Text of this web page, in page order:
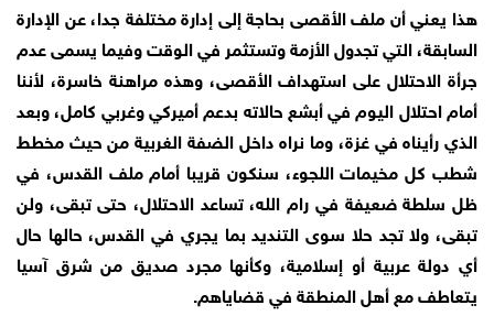
هذا يعني أن ملف الأقصى بحاجة إلى إدارة مختلفة جدا، عن الإدارة
السابقة، التي تجدول الأزمة وتستثمر في الوقت وفيما يسمى عدم
جرأة الاحتلال على استهداف الأقصى، وهذه مراهنة خاسرة، لأننا
أمام احتلال اليوم في أبشع حالاته بدعم أميركي وغربي كامل، وبعد
الذي رأيناه في غزة، وما نراه داخل الضفة الغربية من حيث مخطط
شطب كل مخيمات اللجوء، سنكون قريبا أمام ملف القدس، في
ظل سلطة ضعيفة في رام الله، تساعد الاحتلال، حتى تبقى، ولن
تبقى، ولا تجد حلا سوى التنديد بما يجري في القدس، حالها حال
أي دولة عربية أو إسلامية، وكأنها مجرد صديق من شرق آسيا
يتعاطف مع أهل المنطقة في قضاياهم.